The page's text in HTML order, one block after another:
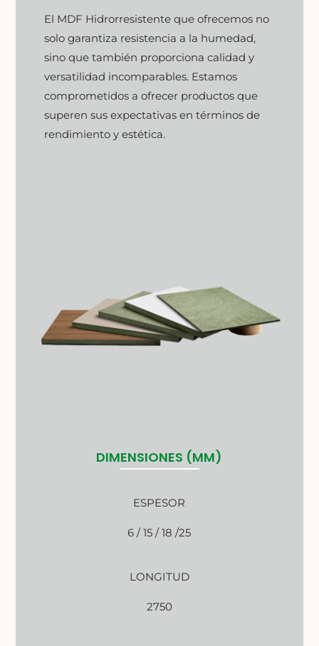
El MDF Hidrorresistente que ofrecemos no
solo garantiza resistencia a la humedad,
sino que también proporciona calidad y
versatilidad incomparables. Estamos
comprometidos a ofrecer productos que
superen sus expectativas en términos de
rendimiento y estética.
DIMENSIONES (MM)
ESPESOR
6 / 15 / 18 /25
LONGITUD
2750